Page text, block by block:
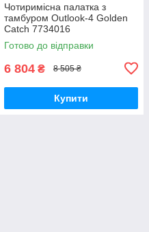
Чотиримісна палатка з
тамбуром Outlook-4 Golden
Catch 7734016
Готово до відправки
6 804 ₴ 8 505 ₴
Купити